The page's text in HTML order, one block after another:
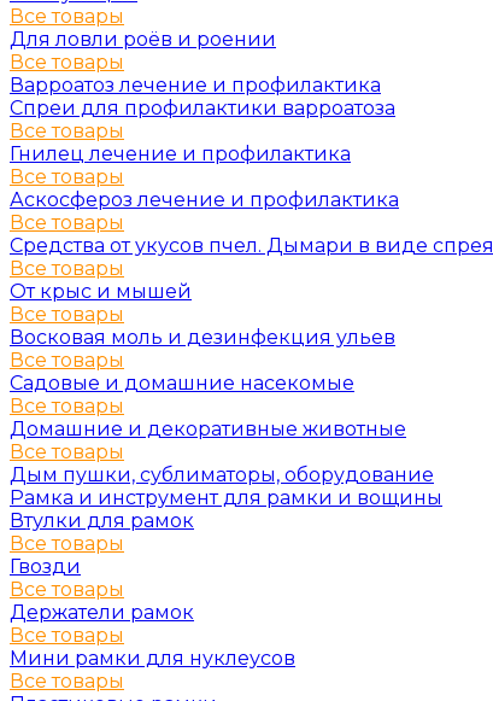
Все товары
Для ловли роёв и роении
Все товары
Варроатоз лечение и профилактика
Спреи для профилактики варроатоза
Все товары
Гнилец лечение и профилактика
Все товары
Аскосфероз лечение и профилактика
Все товары
Средства от укусов пчел. Дымари в виде спрея
Все товары
От крыс и мышей
Все товары
Восковая моль и дезинфекция ульев
Все товары
Садовые и домашние насекомые
Все товары
Домашние и декоративные животные
Все товары
Дым пушки, сублиматоры, оборудование
Рамка и инструмент для рамки и вощины
Втулки для рамок
Все товары
Гвозди
Все товары
Держатели рамок
Все товары
Мини рамки для нуклеусов
Все товары